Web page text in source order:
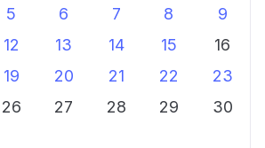
5 6 7 8
9
12 13 14 15
16
19 20 21 22
23
26 27 28 29
30